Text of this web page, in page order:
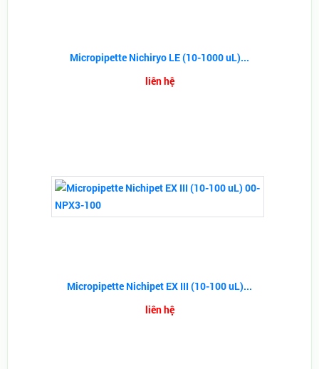
Micropipette Nichiryo LE (10-1000 uL)...
liên hệ
Micropipette Nichipet EX III (10-100 uL)...
liên hệ